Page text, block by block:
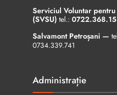
Serviciul Voluntar
(SVSU) tel.:
Salvamont Petroșani —
0734.339.741
Administrație